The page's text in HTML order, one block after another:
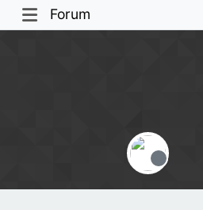
Forum
Offline